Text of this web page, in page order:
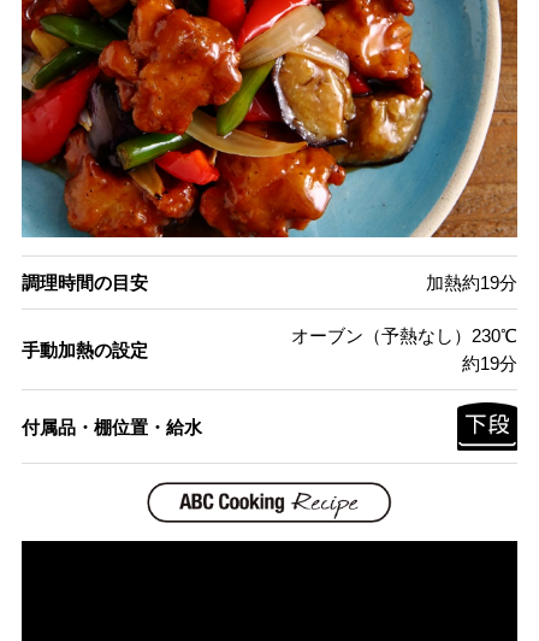
調理時間の目安 加熱約19分
手動加熱の設定
オーブン（予熱なし）230℃
約19分
付属品・棚位置・給水